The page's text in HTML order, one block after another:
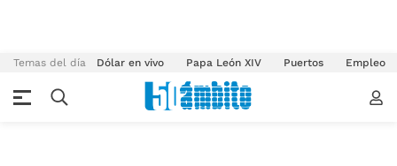
Temas del día Dólar en vivo Papa León XIV Puertos Empleo